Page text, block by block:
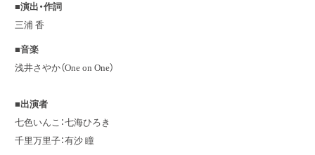
■演出・作詞
三浦 香
■音楽
浅井さやか（One on One）
■出演者
七色いんこ：七海ひろき
千里万里子：有沙 瞳